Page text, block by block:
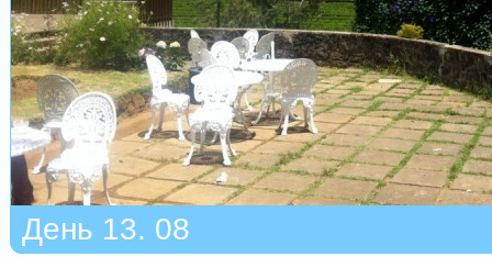
День 13. 08